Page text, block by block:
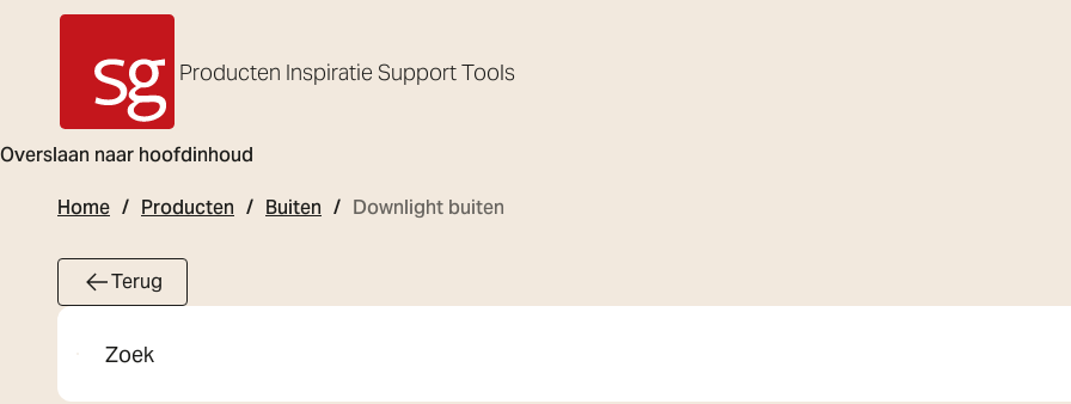
Overslaan naar hoofdinhoud
SG Armaturen
Producten Inspiratie SupportTools
Home Producten Buiten Downlight buiten
Terug
Zoeken